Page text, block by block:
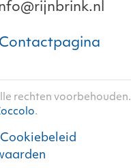
Contactpagina
rechten voorbehouden.
.
Cookiebeleid